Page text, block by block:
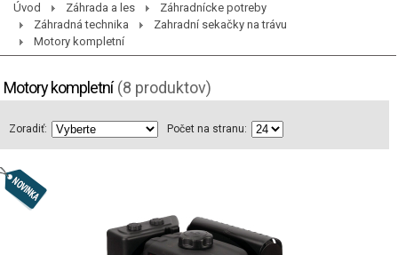
Úvod Záhrada a les
Záhradnícke potreby
Záhradná technika
Zahradní sekačky na trávu
Motory kompletní
Motory kompletní (8 produktov)
Zoradiť: Počet na stranu: